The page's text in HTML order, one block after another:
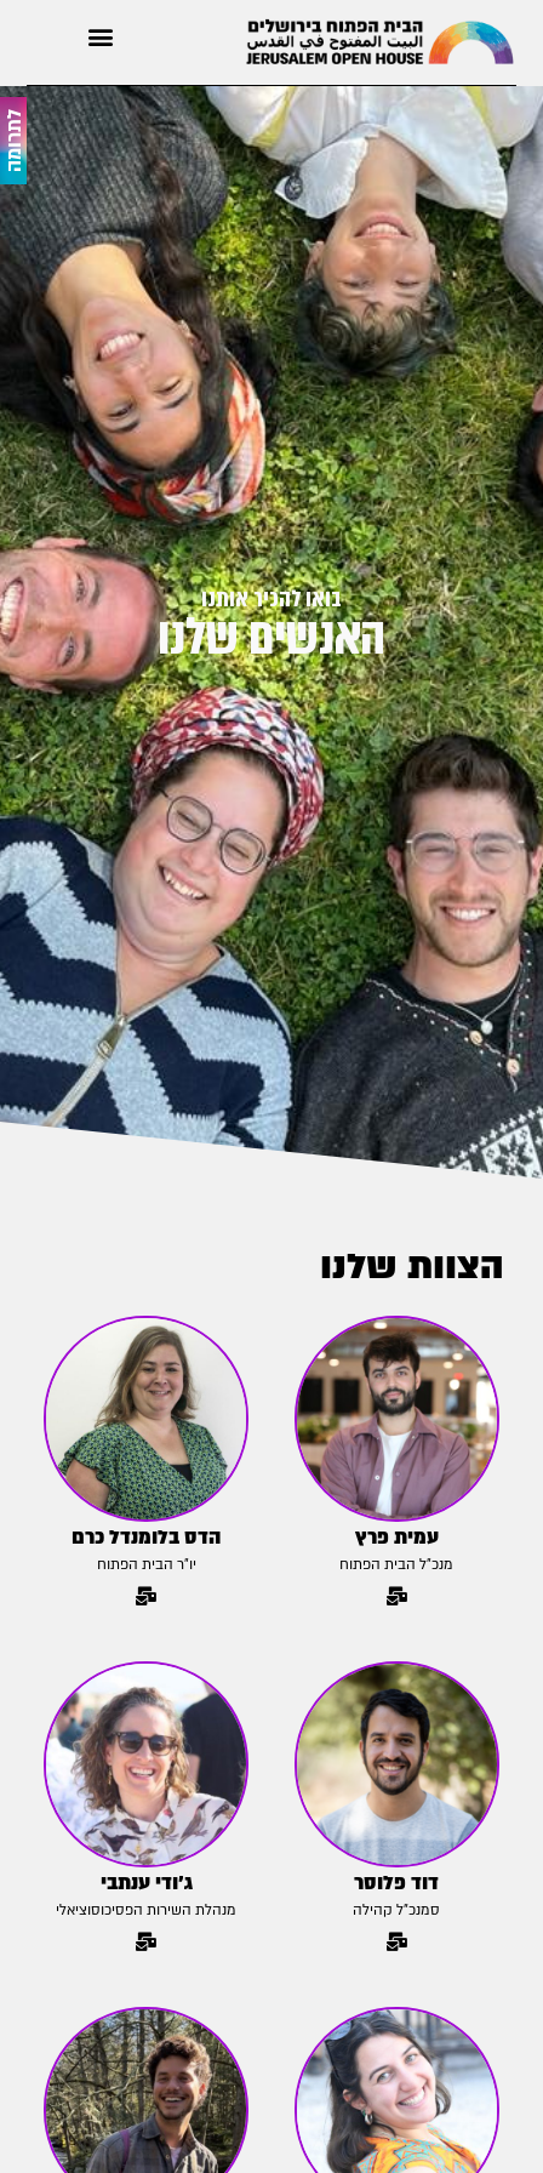
לתרומה
בואו להכיר אותנו
האנשים שלנו
הצוות שלנו
עמית פרץ
מנכ״ל הבית הפתוח
הדס בלומנדל כרם
יו״ר הבית הפתוח
דוד פלוסר
סמנכ"ל קהילה
ג'ודי ענתבי
מנהלת השירות הפסיכוסוציאלי